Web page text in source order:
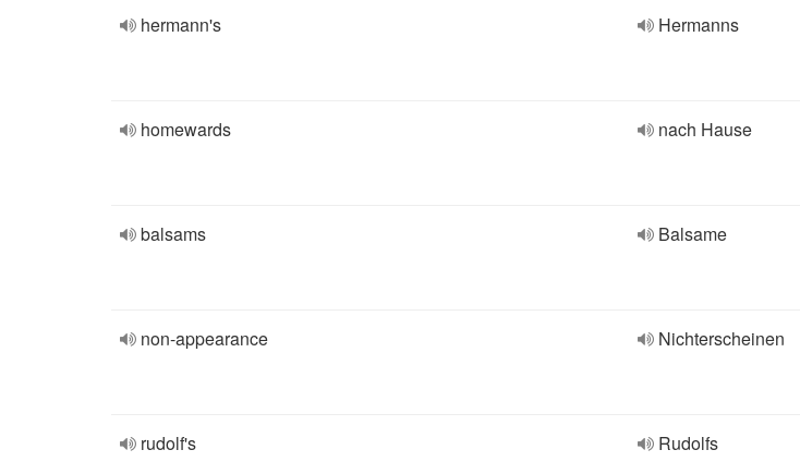
hermann's Hermanns
homewards nach Hause
balsams Balsame
non-appearance Nichterscheinen
rudolf's Rudolfs